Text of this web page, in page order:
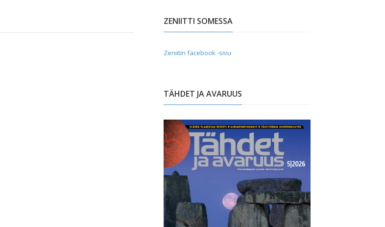
ZENIITTI SOMESSA
Zeniitin facebook -sivu
TÄHDET JA AVARUUS